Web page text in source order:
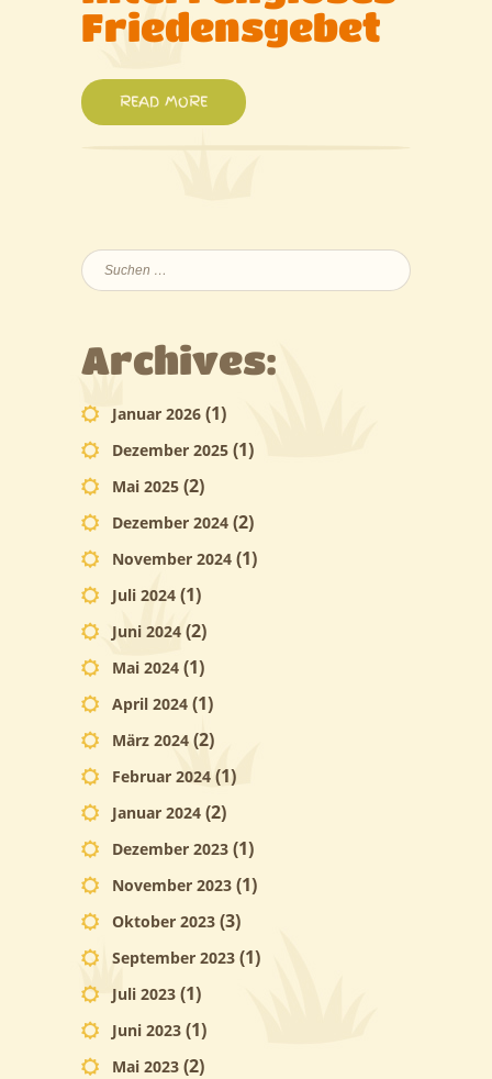
Friedensgebet
READ MORE
Suchen
nach:
Archives:
Januar 2026 (1)
Dezember 2025 (1)
Mai 2025 (2)
Dezember 2024 (2)
November 2024 (1)
Juli 2024 (1)
Juni 2024 (2)
Mai 2024 (1)
April 2024 (1)
März 2024 (2)
Februar 2024 (1)
Januar 2024 (2)
Dezember 2023 (1)
November 2023 (1)
Oktober 2023 (3)
September 2023 (1)
Juli 2023 (1)
Juni 2023 (1)
Mai 2023 (2)